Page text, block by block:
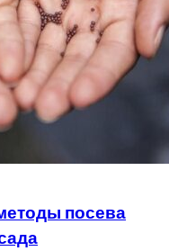
посева